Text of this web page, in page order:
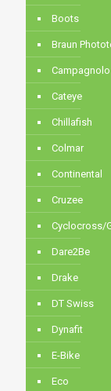
Boots
Braun
Campagnolo
Cateye
Chillafish
Colmar
Continental
Cruzee
Cyclocross/
Dare2Be
Drake
DT Swiss
Dynafit
E-Bike
Eco